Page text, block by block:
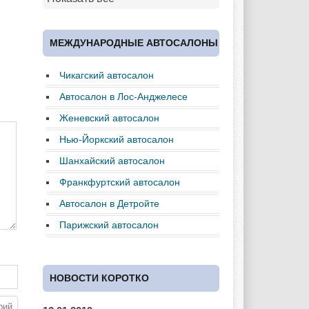
Cadillac Chery Chevrolet
Chrysler Citroen Dacia
Daewoo Dodge
Ferrari Fiat Ford
Great Wall GAC
МЕЖДУНАРОДНЫЕ АВТОСАЛОНЫ
Чикагский автосалон
Автосалон в Лос-Анджелесе
Женевский автосалон
Нью-Йоркский автосалон
Шанхайский автосалон
Франкфуртский автосалон
Автосалон в Детройте
Парижский автосалон
НОВОСТИ КОРОТКО